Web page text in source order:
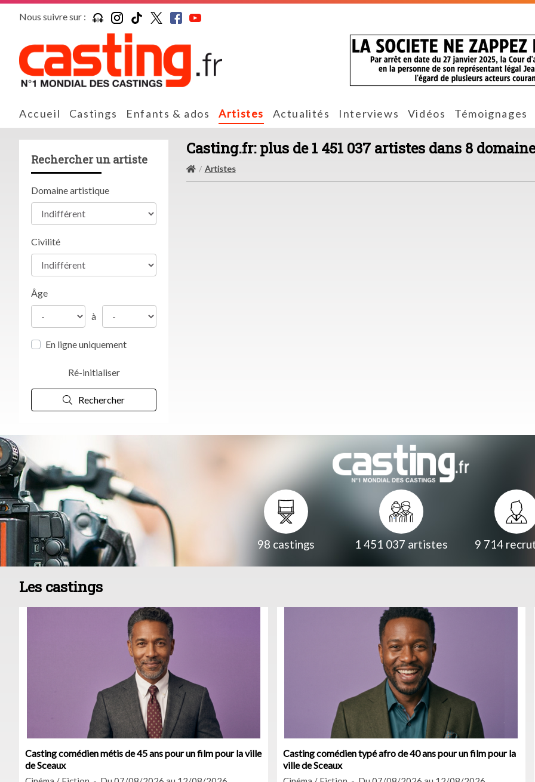
Nous suivre sur :
Accueil Castings Enfants & ados Artistes Actualités Interviews Vidéos Témoignages
Rechercher un artiste
Domaine artistique
Civilité
Âge
à
En ligne uniquement
Ré-initialiser
Rechercher
Casting.fr: plus de 1 451 037 artistes dans 8
Artistes
98 castings 1 451 037 artistes 9 714
Les castings
Casting comédien métis de 45 ans pour un film pour la ville
de Sceaux
Casting comédien typé afro de 40 ans pour un film pour la
ville de Sceaux